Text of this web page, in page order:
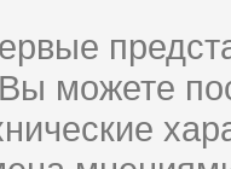
можете